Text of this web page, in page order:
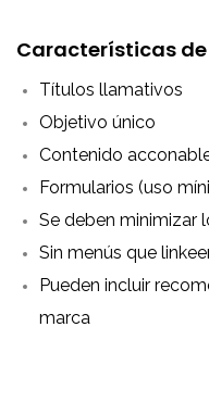
Características
Títulos llamativos
Objetivo único
Contenido
Formularios (uso
Se deben minimizar
Sin menús que
Pueden incluir
marca